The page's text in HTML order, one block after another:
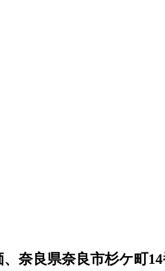
奈良県奈良市杉ケ町